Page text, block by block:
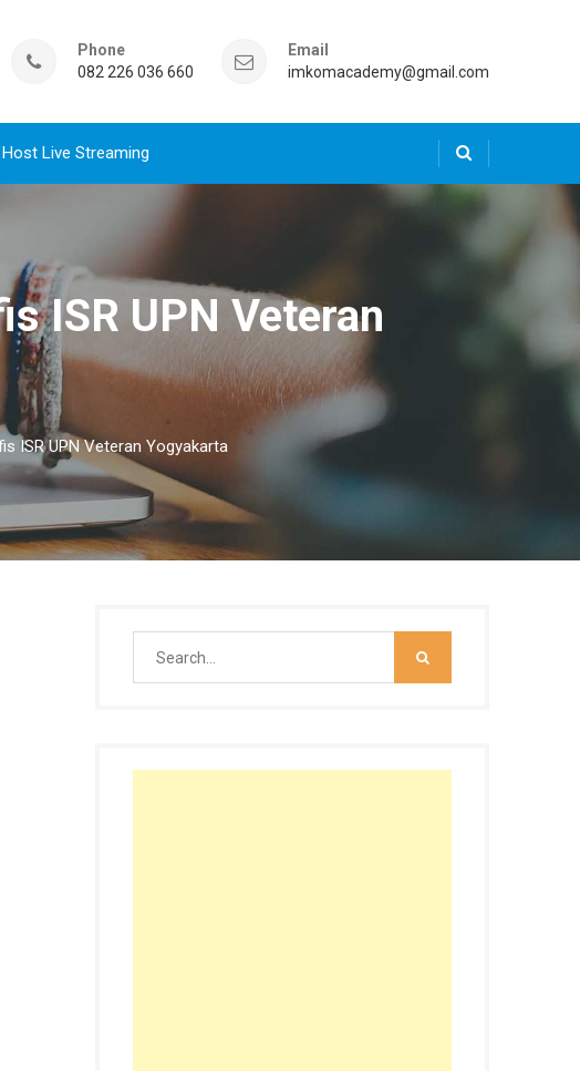
Phone
082 226 036 660
Email
imkomacademy@gmail.com
Host Live Streaming
ISR UPN Veteran
ISR UPN Veteran Yogyakarta